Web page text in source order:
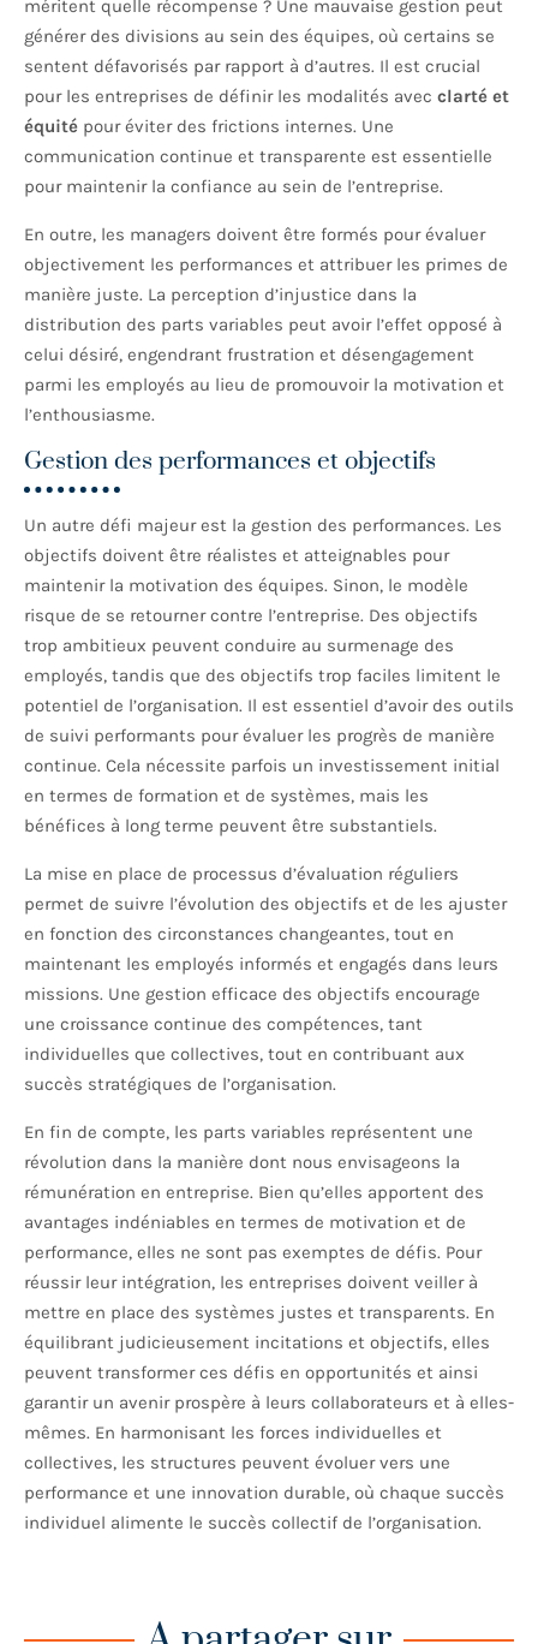
méritent quelle récompense ? Une mauvaise gestion peut
générer des divisions au sein des équipes, où certains se
sentent défavorisés par rapport à d’autres. Il est crucial
pour les entreprises de définir les modalités avec clarté et
équité pour éviter des frictions internes. Une
communication continue et transparente est essentielle
pour maintenir la confiance au sein de l’entreprise.
En outre, les managers doivent être formés pour évaluer
objectivement les performances et attribuer les primes de
manière juste. La perception d’injustice dans la
distribution des parts variables peut avoir l’effet opposé à
celui désiré, engendrant frustration et désengagement
parmi les employés au lieu de promouvoir la motivation et
l’enthousiasme.
Gestion des performances et objectifs
Un autre défi majeur est la gestion des performances. Les
objectifs doivent être réalistes et atteignables pour
maintenir la motivation des équipes. Sinon, le modèle
risque de se retourner contre l’entreprise. Des objectifs
trop ambitieux peuvent conduire au surmenage des
employés, tandis que des objectifs trop faciles limitent le
potentiel de l’organisation. Il est essentiel d’avoir des outils
de suivi performants pour évaluer les progrès de manière
continue. Cela nécessite parfois un investissement initial
en termes de formation et de systèmes, mais les
bénéfices à long terme peuvent être substantiels.
La mise en place de processus d’évaluation réguliers
permet de suivre l’évolution des objectifs et de les ajuster
en fonction des circonstances changeantes, tout en
maintenant les employés informés et engagés dans leurs
missions. Une gestion efficace des objectifs encourage
une croissance continue des compétences, tant
individuelles que collectives, tout en contribuant aux
succès stratégiques de l’organisation.
En fin de compte, les parts variables représentent une
révolution dans la manière dont nous envisageons la
rémunération en entreprise. Bien qu’elles apportent des
avantages indéniables en termes de motivation et de
performance, elles ne sont pas exemptes de défis. Pour
réussir leur intégration, les entreprises doivent veiller à
mettre en place des systèmes justes et transparents. En
équilibrant judicieusement incitations et objectifs, elles
peuvent transformer ces défis en opportunités et ainsi
garantir un avenir prospère à leurs collaborateurs et à elles-
mêmes. En harmonisant les forces individuelles et
collectives, les structures peuvent évoluer vers une
performance et une innovation durable, où chaque succès
individuel alimente le succès collectif de l’organisation.